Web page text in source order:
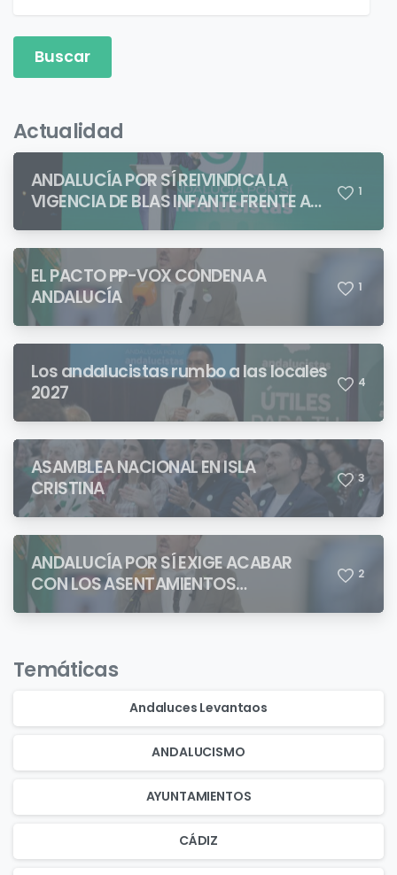
Actualidad
ANDALUCÍA POR SÍ REIVINDICA LA
VIGENCIA DE BLAS INFANTE FRENTE A
QUIENES PRETENDEN NEGAR LA
IDENTIDAD ANDALUZA
1
EL PACTO PP-VOX CONDENA A
ANDALUCÍA
1
Los andalucistas rumbo a las locales
2027
4
ASAMBLEA NACIONAL EN ISLA
CRISTINA
3
ANDALUCÍA POR SÍ EXIGE ACABAR
CON LOS ASENTAMIENTOS
CHABOLISTAS
2
Temáticas
Andaluces Levantaos
ANDALUCISMO
AYUNTAMIENTOS
CÁDIZ